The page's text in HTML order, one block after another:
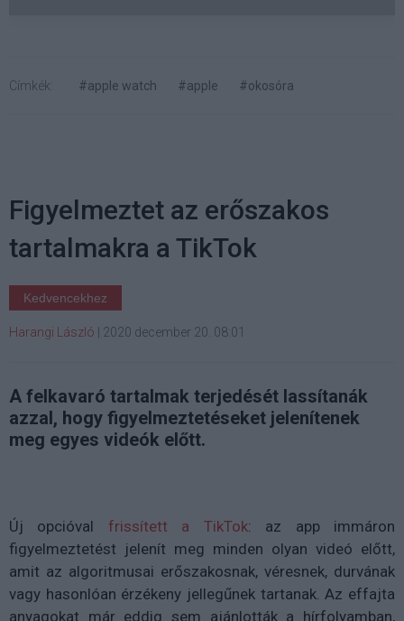
Címkék: #apple watch #apple #okosóra
Figyelmeztet az erőszakos
tartalmakra a TikTok
Kedvencekhez
Harangi László 2020 december 20. 08:01
A felkavaró tartalmak terjedését lassítanák
azzal, hogy figyelmeztetéseket jelenítenek
meg egyes videók előtt.
Új opcióval frissített a TikTok: az app immáron
figyelmeztetést jelenít meg minden olyan videó előtt,
amit az algoritmusai erőszakosnak, véresnek, durvának
vagy hasonlóan érzékeny jellegűnek tartanak. Az effajta
anyagokat már eddig sem ajánlották a hírfolyamban,